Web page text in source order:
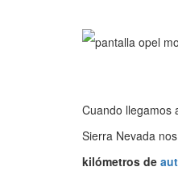
Cuando llegamos
Sierra Nevada
kilómetros de